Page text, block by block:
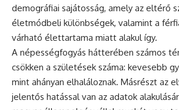
demográfiai sajátosság, amely az eltérő
életmódbeli különbségek, valamint a
várható élettartama miatt alakul így.
A népességfogyás hátterében számos
csökken a születések száma: kevesebb
mint ahányan elhaláloznak. Másrészt az
jelentős hatással van az adatok